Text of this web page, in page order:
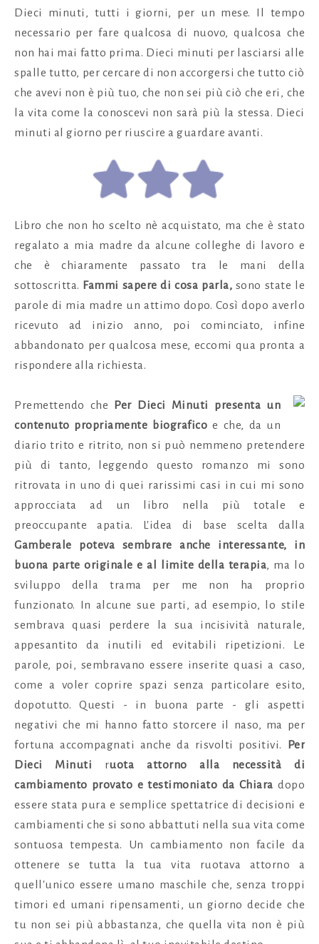
Dieci minuti, tutti i giorni, per un mese. Il tempo
necessario per fare qualcosa di nuovo, qualcosa che
non hai mai fatto prima. Dieci minuti per lasciarsi alle
spalle tutto, per cercare di non accorgersi che tutto ciò
che avevi non è più tuo, che non sei più ciò che eri, che
la vita come la conoscevi non sarà più la stessa. Dieci
minuti al giorno per riuscire a guardare avanti.
Libro che non ho scelto nè acquistato, ma che è stato
regalato a mia madre da alcune colleghe di lavoro e
che è chiaramente passato tra le mani della
sottoscritta. Fammi sapere di cosa parla, sono state le
parole di mia madre un attimo dopo. Così dopo averlo
ricevuto ad inizio anno, poi cominciato, infine
abbandonato per qualcosa mese, eccomi qua pronta a
rispondere alla richiesta.
Premettendo che Per Dieci Minuti
presenta un
contenuto propriamente biografico e che, da un
diario trito e ritrito, non si può nemmeno pretendere
più di tanto, leggendo questo romanzo mi sono
ritrovata in uno di quei rarissimi casi in cui mi sono
approcciata ad un libro nella più totale e
preoccupante apatia. L'idea di base scelta dalla
Gamberale poteva sembrare anche interessante, in
buona parte originale e al limite della terapia, ma lo
sviluppo della trama per me non ha proprio
funzionato. In alcune sue parti, ad esempio, lo stile
sembrava quasi perdere la sua incisività naturale,
appesantito da inutili ed evitabili ripetizioni. Le
parole, poi, sembravano essere inserite quasi a caso,
come a voler coprire spazi senza particolare esito,
dopotutto. Questi - in buona parte - gli aspetti
negativi che mi hanno fatto storcere il naso, ma per
fortuna accompagnati anche da risvolti positivi.
Per
Dieci Minuti ruota attorno alla necessità di
cambiamento provato e testimoniato da Chiara dopo
essere stata pura e semplice spettatrice di decisioni e
cambiamenti che si sono abbattuti nella sua vita come
sontuosa tempesta. Un cambiamento non facile da
ottenere se tutta la tua vita ruotava attorno a
quell'unico essere umano maschile che, senza troppi
timori ed umani ripensamenti, un giorno decide che
tu non sei più abbastanza, che quella vita non è più